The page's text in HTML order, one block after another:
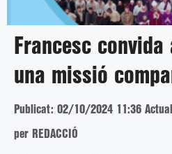
Francesc
una missió
Publicat: 02/10/2024 11:36
per REDACCIÓ